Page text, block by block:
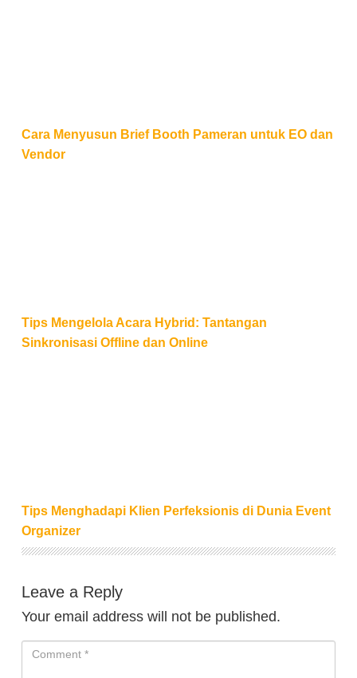
Cara Menyusun Brief Booth Pameran untuk EO dan
Vendor
Tips Mengelola Acara Hybrid: Tantangan
Sinkronisasi Offline dan Online
Tips Menghadapi Klien Perfeksionis di Dunia Event
Organizer
Leave a Reply
Your email address will not be published.